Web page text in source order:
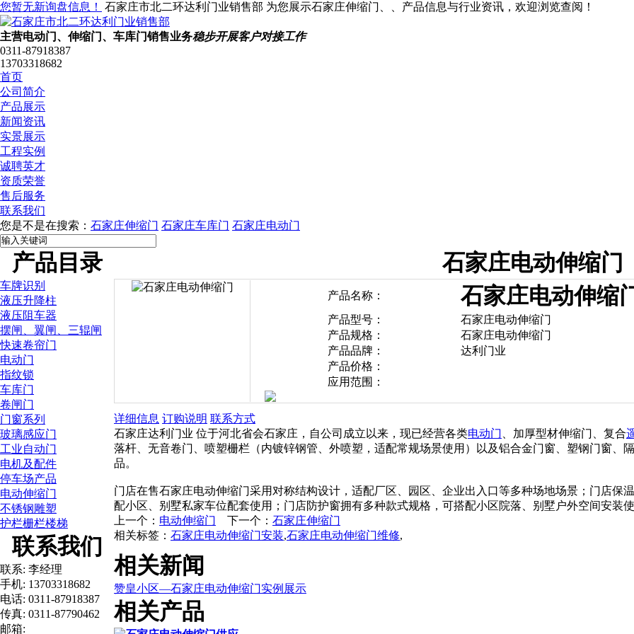
您暂无新询盘信息！ 石家庄市北二环达利门业销售部 为您展示石家庄伸缩门、、产品信息与行业资讯，欢迎浏览查阅！
主营电动门、伸缩门、车库门销售业务稳步开展客户对接工作
0311-87918387
13703318682
首页
公司简介
产品展示
新闻资讯
实景展示
工程实例
诚聘英才
资质荣誉
售后服务
联系我们
您是不是在搜索： 石家庄伸缩门 石家庄车库门 石家庄电动门
产品目录
车牌识别
液压升降柱
液压阻车器
摆闸、翼闸、三辊闸
快速卷帘门
电动门
指纹锁
车库门
卷闸门
门窗系列
玻璃感应门
工业自动门
电机及配件
停车场产品
电动伸缩门
不锈钢雕塑
护栏栅栏楼梯
联系我们
联系: 李经理
手机: 13703318682
电话: 0311-87918387
传真: 0311-87790462
邮箱:
石家庄电动伸缩门
产品名称： 石家庄电动伸缩
产品型号：
石家庄电动伸缩门
产品规格：
石家庄电动伸缩门
产品品牌：
达利门业
产品价格：
应用范围：
详细信息 订购说明 联系方式
石家庄达利门业 位于河北省会石家庄，自公司成立以来，现已经营各类电动门 、加厚型材伸缩门、复合
落杆、无音卷门、喷塑栅栏（内镀锌钢管、外喷塑，适配常规场景使用）以及铝合金门窗、塑钢门窗、
品。
门店在售石家庄电动伸缩门采用对称结构设计，适配厂区、园区、企业出入口等多种场地场景；门店保
配小区、别墅私家车位配套使用；门店防护窗拥有多种款式规格，可搭配小区院落、别墅户外空间安装
上一个： 电动伸缩门 下一个： 石家庄伸缩门
相关标签： 石家庄电动伸缩门安装,石家庄电动伸缩门维修,
相关新闻
赞皇小区—石家庄电动伸缩门实例展示
相关产品